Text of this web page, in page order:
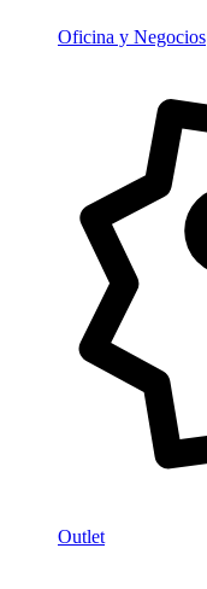
Oficina y Negocios
Outlet